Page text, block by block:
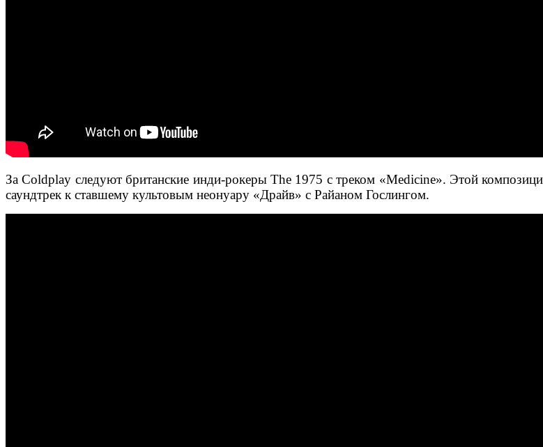
За Coldplay следуют британские инди-рокеры The 1975 с треком «Medicine». Этой
саундтрек к ставшему культовым неонуару «Драйв» с Райаном Гослингом.